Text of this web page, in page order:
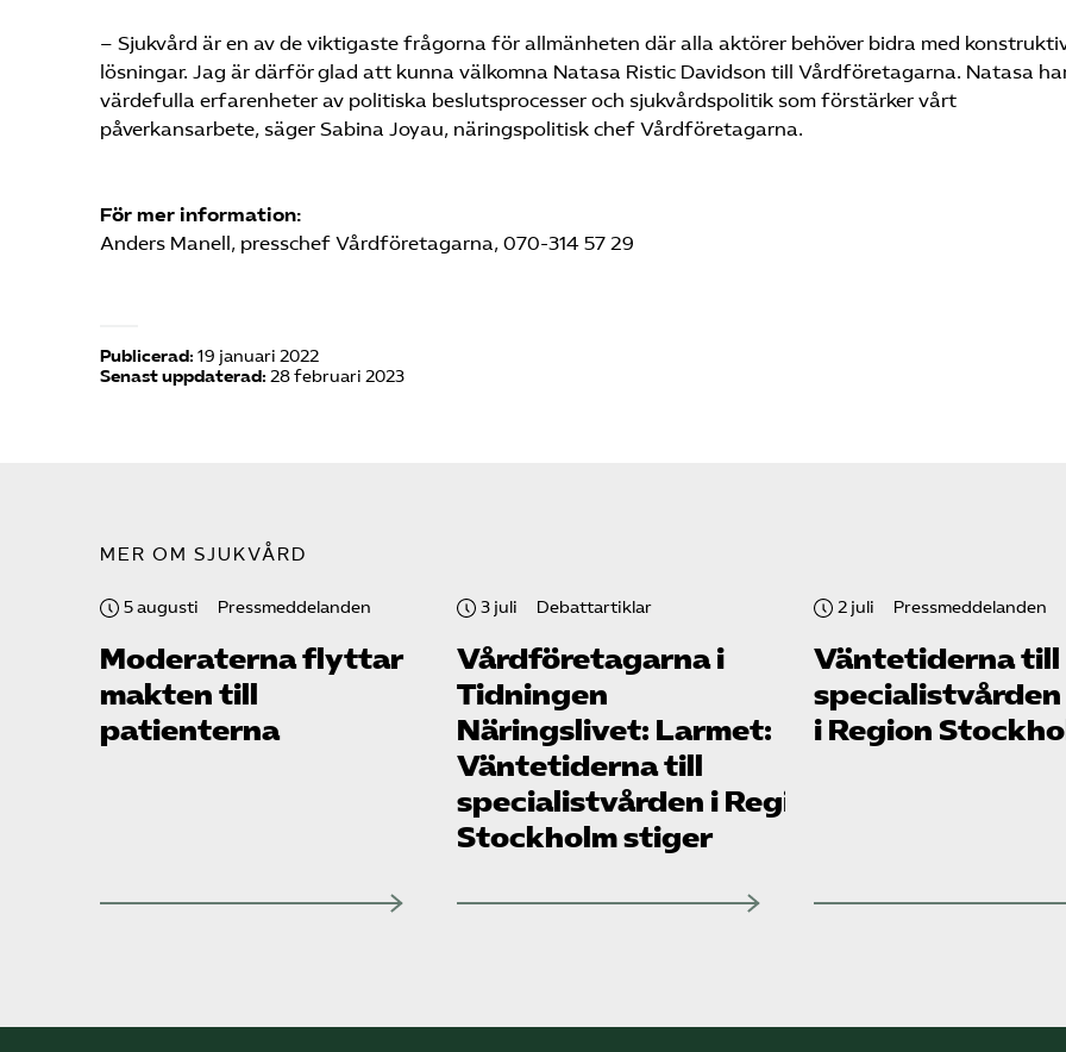
– Sjukvård är en av de viktigaste frågorna för allmänheten där alla aktörer behöver bidra med
lösningar. Jag är därför glad att kunna välkomna Natasa Ristic Davidson till Vårdföretagarna. Natasa
värdefulla erfarenheter av politiska beslutsprocesser och sjukvårdspolitik som förstärker vårt
påverkansarbete, säger Sabina Joyau, näringspolitisk chef Vårdföretagarna.
För mer information:
Anders Manell, presschef Vårdföretagarna, 070-314 57 29
Publicerad: 19 januari 2022
Senast uppdaterad: 28 februari 2023
MER OM SJUKVÅRD
5 augusti Pressmeddelanden
Moderaterna flyttar
makten till
patienterna
3 juli Debattartiklar
Vård­företagarna i
Tidningen
Näringslivet: Larmet:
Väntetiderna till
specialistvården i Region
Stockholm stiger
2 juli Pressmeddelanden
Väntetiderna till
i Region